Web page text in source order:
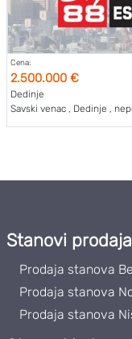
Cena:
2.500.000 €
Dedinje
Savski venac , Dedinje ,
Stanovi prodaja
Prodaja stanova
Prodaja stanova
Prodaja stanova